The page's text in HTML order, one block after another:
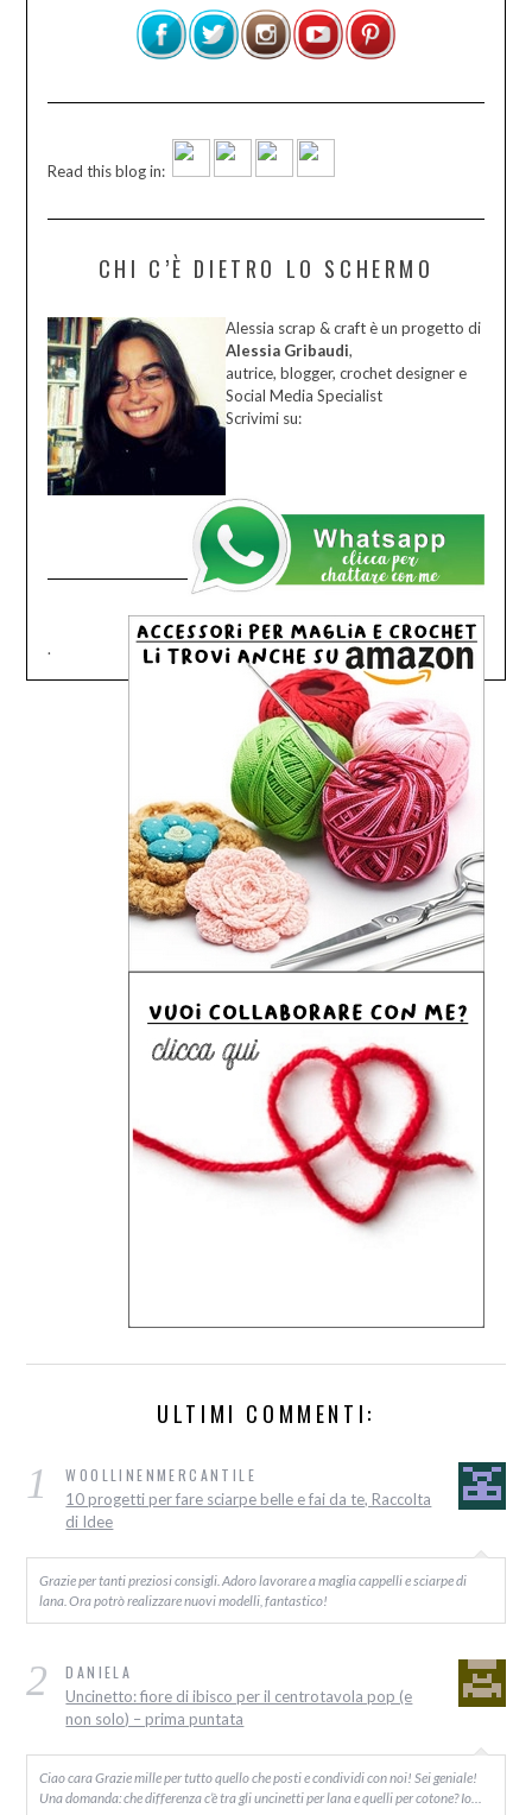
Read this blog in:
CHI C’È DIETRO LO SCHERMO
Alessia scrap & craft è un progetto di
Alessia Gribaudi,
autrice, blogger, crochet designer e
Social Media Specialist
Scrivimi su:
.
ULTIMI COMMENTI:
1 WOOLLINENMERCANTILE
10 progetti per fare sciarpe belle e fai da te, Raccolta
di Idee
Grazie per tanti preziosi consigli. Adoro lavorare a maglia cappelli e sciarpe di
lana. Ora potrò realizzare nuovi modelli, fantastico!
2 DANIELA
Uncinetto: fiore di ibisco per il centrotavola pop (e
non solo) – prima puntata
Ciao cara Grazie mille per tutto quello che posti e condividi con noi! Sei geniale!
Una domanda: che differenza c’è tra gli uncinetti per lana e quelli per cotone? Io…